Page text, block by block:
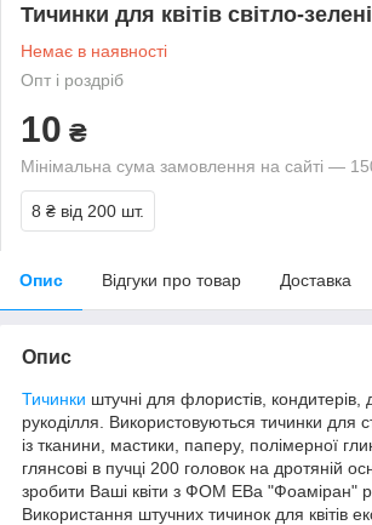
Тичинки для квітів світло-
Немає в наявності
Опт і роздріб
10 ₴
Мінімальна сума замовлення на сайті —
8 ₴ від 200 шт.
Опис Відгуки про товар Доставка
Опис
Тичинки штучні для флористів, кондитерів,
рукоділля. Використовуються тичинки для
із тканини, мастики, паперу, полімерної
глянсові в пучці 200 головок на дротяній
зробити Ваші квіти з ФОМ ЕВа "Фоаміран"
Використання штучних тичинок для квітів